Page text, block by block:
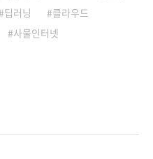
딥러닝
클라우드
사물인터넷